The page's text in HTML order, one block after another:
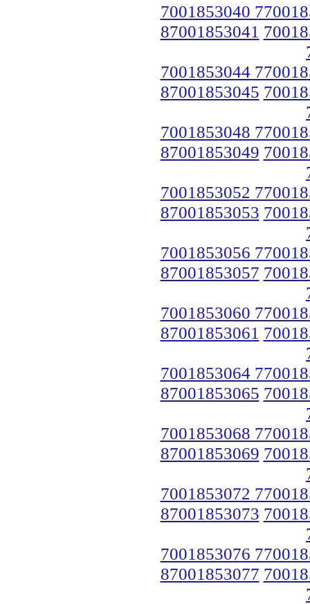
7001853040
87001853041
7001853044
87001853045
7001853048
87001853049
7001853052
87001853053
7001853056
87001853057
7001853060
87001853061
7001853064
87001853065
7001853068
87001853069
7001853072
87001853073
7001853076
87001853077